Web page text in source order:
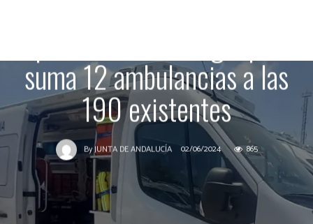
suma 12 ambulancias a las
190 existentes
ByJUNTA DE ANDALUCÍA 02/06/2024 865